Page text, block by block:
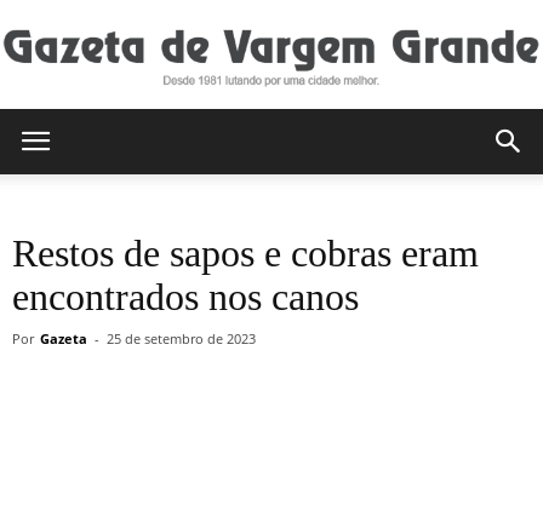
de
Restos de sapos e cobras eram
encontrados nos canos
Por Gazeta - 25 de setembro de 2023